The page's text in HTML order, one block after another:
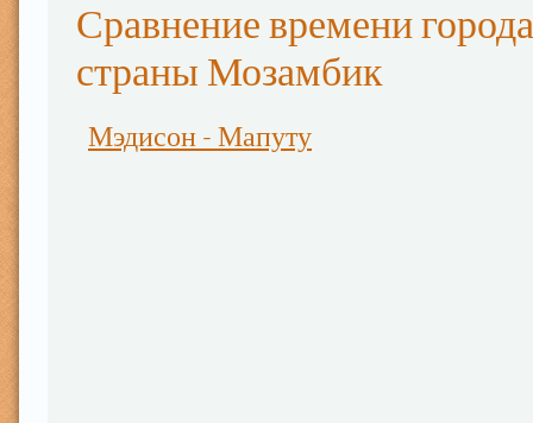
Сравнение времени
страны Мозамбик
Мэдисон - Мапуту